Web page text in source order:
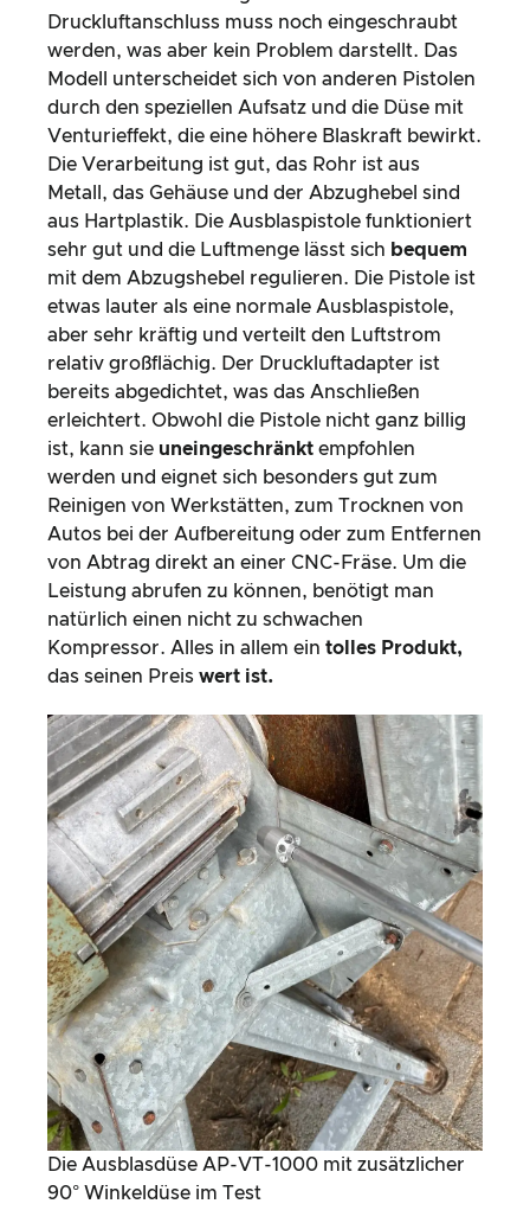
Druckluftanschluss muss noch eingeschraubt
werden, was aber kein Problem darstellt. Das
Modell unterscheidet sich von anderen Pistolen
durch den speziellen Aufsatz und die Düse mit
Venturieffekt, die eine höhere Blaskraft bewirkt.
Die Verarbeitung ist gut, das Rohr ist aus
Metall, das Gehäuse und der Abzughebel sind
aus Hartplastik. Die Ausblaspistole funktioniert
sehr gut und die Luftmenge lässt sich bequem
mit dem Abzugshebel regulieren. Die Pistole ist
etwas lauter als eine normale Ausblaspistole,
aber sehr kräftig und verteilt den Luftstrom
relativ großflächig. Der Druckluftadapter ist
bereits abgedichtet, was das Anschließen
erleichtert. Obwohl die Pistole nicht ganz billig
ist, kann sie uneingeschränkt empfohlen
werden und eignet sich besonders gut zum
Reinigen von Werkstätten, zum Trocknen von
Autos bei der Aufbereitung oder zum Entfernen
von Abtrag direkt an einer CNC-Fräse. Um die
Leistung abrufen zu können, benötigt man
natürlich einen nicht zu schwachen
Kompressor. Alles in allem ein tolles Produkt,
das seinen Preis wert ist.
Die Ausblasdüse AP-VT-1000 mit zusätzlicher
90° Winkeldüse im Test